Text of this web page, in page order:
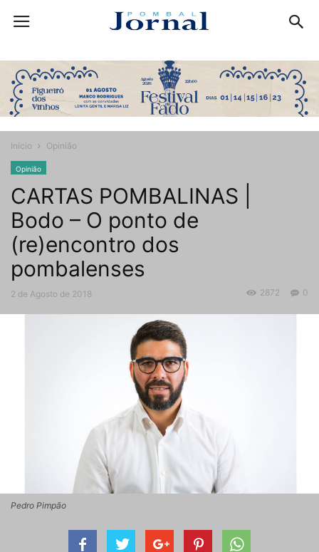
Início Opinião
Opinião
CARTAS POMBALINAS |
Bodo – O ponto de
(re)encontro dos
pombalenses
2 de Agosto de 2018 0
2872
Pedro Pimpão